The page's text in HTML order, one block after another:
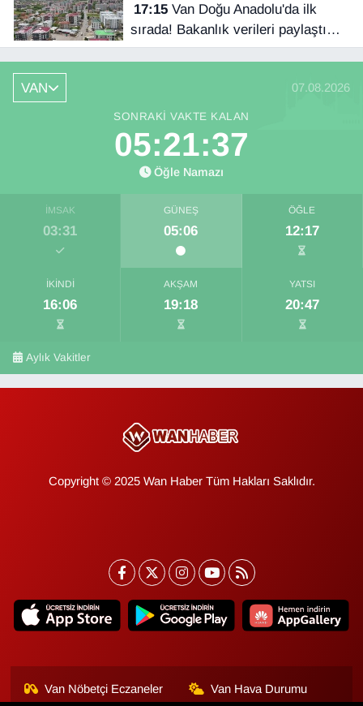
17:15Van Doğu Anadolu'da ilk
sırada! Bakanlık verileri paylaştı…
VAN 07.08.2026
SONRAKI VAKTE KALAN
05:21:36
Öğle Namazı
İMSAK
03:31
GÜNEŞ
05:06
ÖĞLE
12:17
İKINDI
16:06
AKŞAM
19:18
YATSI
20:47
Aylık Vakitler
Copyright © 2025 Wan Haber Tüm Hakları Saklıdır.
Van Nöbetçi Eczaneler Van Hava Durumu